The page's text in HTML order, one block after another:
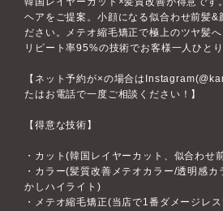
ヘアをご提案。小顔になる似合わせ前髪&
ださい。メテオ縮毛矯正で極上のツヤ髪
リピート率95%の技術でお客様一人ひと
【ネット予約が×の場合は
たはお電話で一度ご相談ください！】
【得意な技術】
・カット(韓国レイヤーカット、似合わせ
・カラー(髪質改善メテオカラー/透明感
かしハイライト)
・メテオ縮毛矯正(当店で1番ダメージレ